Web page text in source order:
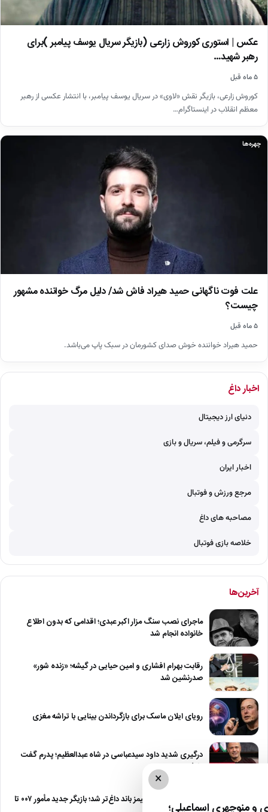
عکس | استوری کوروش زارعی (بازیگر سریال یوسف پیامبر )برای
رهبر شهید…
۵ ماه قبل
کوروش زارعی، بازیگر نقش «لاوی» در سریال یوسف پیامبر، با انتشار عکسی از رهبر
معظم انقلاب در اینستاگرام…
چهره‌ها
علت فوت ناگهانی حمید هیراد فاش شد/ دلیل مرگ خواننده مشهور
چیست؟
۵ ماه قبل
حمید هیراد خواننده خوش صدای کشورمان در سبک پاپ می‌باشد.
اخبار داغ
دنیای ارز دیجیتال
سرگرمی و فیلم، سریال و بازی
اخبار ایران
مرجع ورزش و فوتبال
مصاحبه های داغ
خلاصه بازی فوتبال
آخرین‌ها
ماجرای نصب سنگ مزار اکبر عبدی؛ اقدامی که بدون اطلاع
خانواده انجام شد
رقابت بهرام افشاری و امین حیایی در گیشه؛ «زنده شور»
صدرنشین شد
رویای ایلان ماسک برای بازگرداندن بینایی با تراشه مغزی
درگیری شدید داود سیدعباسی در شاه عبدالعظیم؛ پدرم گفت
طرف مُرد!
رقابت برای نقش جیمز باند داغ‌تر شد؛ بازیگر جدید مأمور ۰۰۷ تا
×
منوچهری اسماعیلی؛